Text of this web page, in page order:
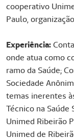
cooperativo
Paulo,
Experiência:
onde atua como
ramo da Saúde;
Sociedade
temas inerentes
Técnico na
Unimed Ribeirão
Unimed de